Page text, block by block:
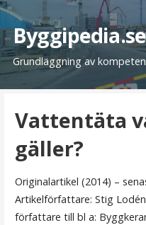
H
o
p
p
Byggipedia.se
Grundläggning av
Vattentäta
gäller?
Originalartikel (2014) –
Artikelförfattare: Stig
författare till bl a: